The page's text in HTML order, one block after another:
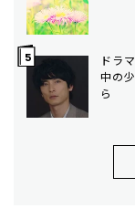
ドラ
中の
ら